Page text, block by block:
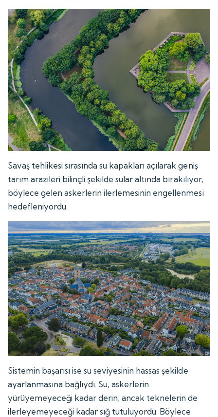
Savaş tehlikesi sırasında su kapakları açılarak geniş
tarım arazileri bilinçli şekilde sular altında bırakılıyor,
böylece gelen askerlerin ilerlemesinin engellenmesi
hedefleniyordu.
Sistemin başarısı ise su seviyesinin hassas şekilde
ayarlanmasına bağlıydı. Su, askerlerin
yürüyemeyeceği kadar derin; ancak teknelerin de
ilerleyemeyeceği kadar sığ tutuluyordu. Böylece